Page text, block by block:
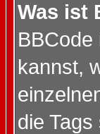
Was ist
kannst,
die